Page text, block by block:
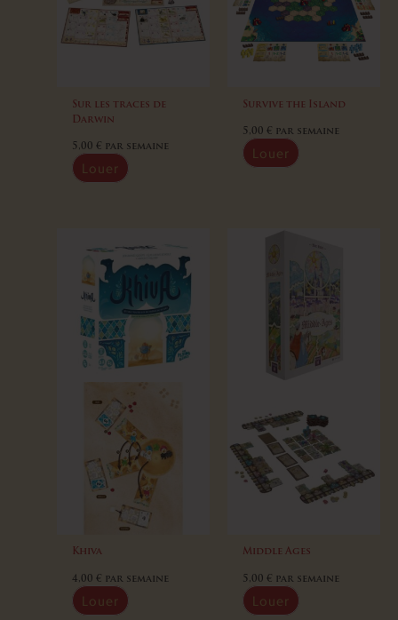
Sur les traces de
Darwin
5,00 € par semaine
Louer
Survive the Island
5,00 € par semaine
Louer
Khiva
4,00 € par semaine
Louer
Middle Ages
5,00 € par semaine
Louer